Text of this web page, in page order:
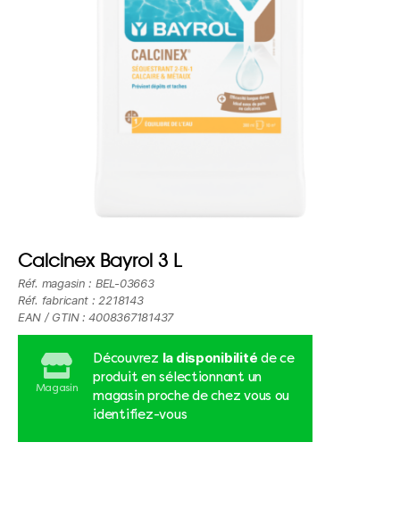
Calcinex Bayrol 3 L
Réf. magasin : BEL-03663
Réf. fabricant : 2218143
EAN / GTIN : 4008367181437
Magasin
Découvrez la disponibilité de ce
produit en sélectionnant un
magasin proche de chez vous ou
identifiez-vous